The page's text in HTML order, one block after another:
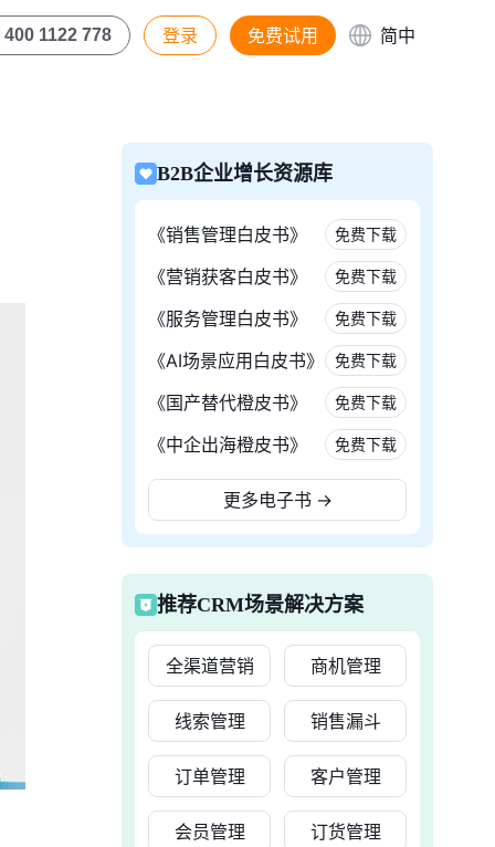
400 1122 778 登录 免费试用 简中
B2B企业增长资源库
《销售管理白皮书》 免费下载
《营销获客白皮书》 免费下载
《服务管理白皮书》 免费下载
《AI场景应用白皮书》 免费下载
《国产替代橙皮书》 免费下载
《中企出海橙皮书》 免费下载
更多电子书 →
推荐CRM场景解决方案
全渠道营销 商机管理
线索管理 销售漏斗
订单管理 客户管理
会员管理 订货管理